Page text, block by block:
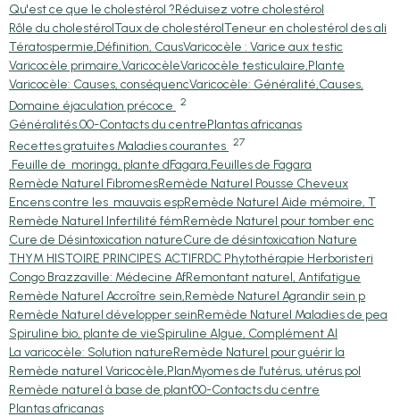
Qu'est ce que le cholestérol ?Réduisez votre cholestérol
Rôle du cholestérolTaux de cholestérolTeneur en cholestérol des ali
Tératospermie,Définition, CausVaricocèle : Varice aux testic
Varicocèle primaire,VaricocèleVaricocèle testiculaire,Plante
Varicocèle: Causes, conséquencVaricocèle: Généralité,Causes,
Domaine éjaculation précoce
2
Généralités.00-Contacts du centrePlantas africanas
Recettes gratuites Maladies courantes 27
Feuille de moringa, plante dFagara,Feuilles de Fagara
Remède Naturel FibromesRemède Naturel Pousse Cheveux
Encens contre les mauvais espRemède Naturel Aide mémoire, T
Remède Naturel Infertilité fémRemède Naturel pour tomber enc
Cure de Désintoxication natureCure de désintoxication Nature
THYM HISTOIRE PRINCIPES ACTIFRDC Phytothérapie Herboristeri
Congo Brazzaville: Médecine AfRemontant naturel, Antifatigue
Remède Naturel Accroître sein,Remède Naturel Agrandir sein p
Remède Naturel développer seinRemède Naturel Maladies de pea
Spiruline bio, plante de vieSpiruline Algue, Complément Al
La varicocèle: Solution natureRemède Naturel pour guérir la
Remède naturel Varicocèle,PlanMyomes de l'utérus, utérus pol
Remède naturel à base de plant00-Contacts du centre
Plantas africanas